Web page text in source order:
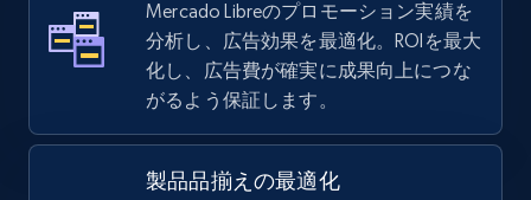
TikTok Shop - Collect TikTok shop products
by keywords search
URL, Title, Available, Description, Currency, Initial
667+ 今すぐ始める
Mercado Libreのプロモーション実績を
分析し、広告効果を最適化。ROIを最大
化し、広告費が確実に成果向上につな
がるよう保証します。
製品品揃えの最適化